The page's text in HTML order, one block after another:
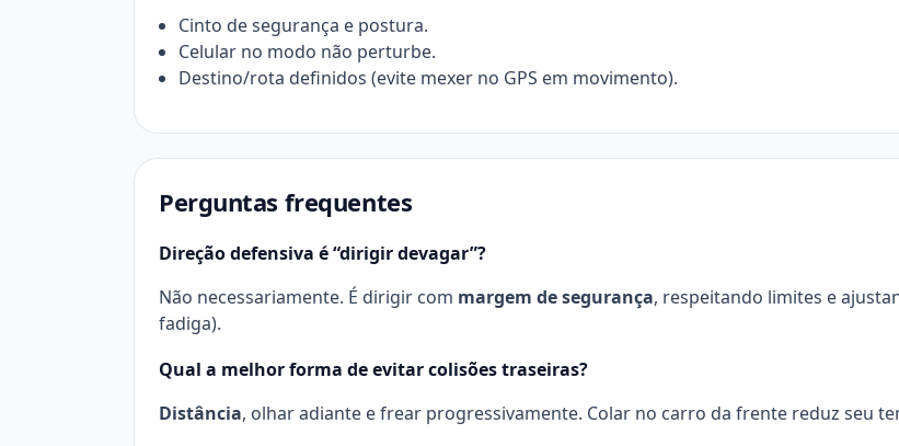
Cinto de segurança e postura.
Celular no modo não perturbe.
Destino/rota definidos (evite mexer no GPS em movimento).
Perguntas frequentes
Direção defensiva é “dirigir devagar”?
Não necessariamente. É dirigir com margem de segurança, respeitando limites e
fadiga).
Qual a melhor forma de evitar colisões traseiras?
Distância, olhar adiante e frear progressivamente. Colar no carro da frente reduz seu